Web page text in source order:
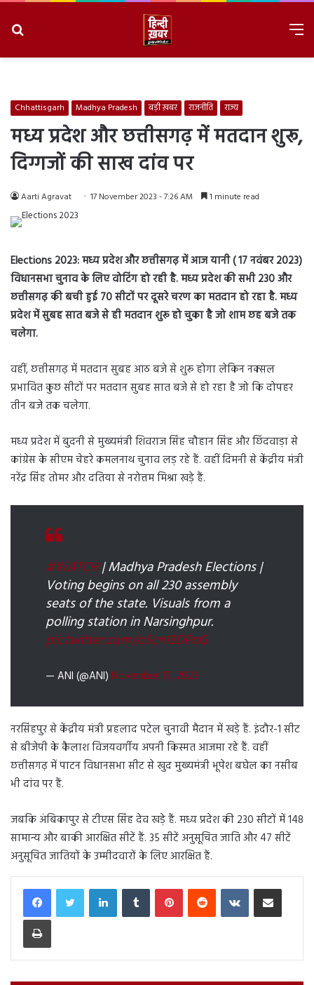
Chhattisgarh Madhya Pradesh बड़ी ख़बर राजनीति राज्य
मध्य प्रदेश और छत्तीसगढ़ में मतदान शुरू,
दिग्गजों की साख दांव पर
Aarti Agravat 17 November 2023 - 7:26 AM 1 minute read
Elections 2023: मध्य प्रदेश और छत्तीसगढ़ में आज यानी ( 17 नवंबर 2023)
विधानसभा चुनाव के लिए वोटिंग हो रही है.मध्य प्रदेश की सभी 230 और
छत्तीसगढ़ की बची हुई 70 सीटों पर दूसरे चरण का मतदान हो रहा है. मध्य
प्रदेश में सुबह सात बजे से ही मतदान शुरू हो चुका है जो शाम छह बजे तक
चलेगा.
वहीं, छत्तीसगढ़ में मतदान सुबह आठ बजे से शुरू होगा लेकिन नक्सल
प्रभावित कुछ सीटों पर मतदान सुबह सात बजे से हो रहा है जो कि दोपहर
तीन बजे तक चलेगा.
मध्य प्रदेश में बुदनी से मुख्यमंत्री शिवराज सिंह चौहान सिंह और छिंदवाड़ा से
कांग्रेस के सीएम चेहरे कमलनाथ चुनाव लड़ रहे हैं. वहीं दिमनी से केंद्रीय मंत्री
नरेंद्र सिंह तोमर और दतिया से नरोत्तम मिश्रा खड़े हैं.
#WATCH| Madhya Pradesh Elections |
Voting begins on all 230 assembly
seats of the state. Visuals from a
polling station in Narsinghpur.
pic.twitter.com/oScn13DPuG
— ANI (@ANI) November 17, 2023
नरसिंहपुर से केंद्रीय मंत्री प्रहलाद पटेल चुनावी मैदान में खड़े हैं. इंदौर-1 सीट
से बीजेपी के कैलाश विजयवर्गीय अपनी किस्मत आजमा रहे हैं. वहीं
छत्तीसगढ़ में पाटन विधानसभा सीट से खुद मुख्यमंत्री भूपेश बघेल का नसीब
भी दांव पर हैं.
जबकि अंबिकापुर से टीएस सिंह देव खड़े हैं. मध्य प्रदेश की 230 सीटों में 148
सामान्य और बाकी आरक्षित सीटें हैं. 35 सीटें अनुसूचित जाति और 47 सीटें
अनुसूचित जातियों के उम्मीदवारों के लिए आरक्षित हैं.
LinkedInTumblr PinterestReddit VKontakteShare via Email
Print